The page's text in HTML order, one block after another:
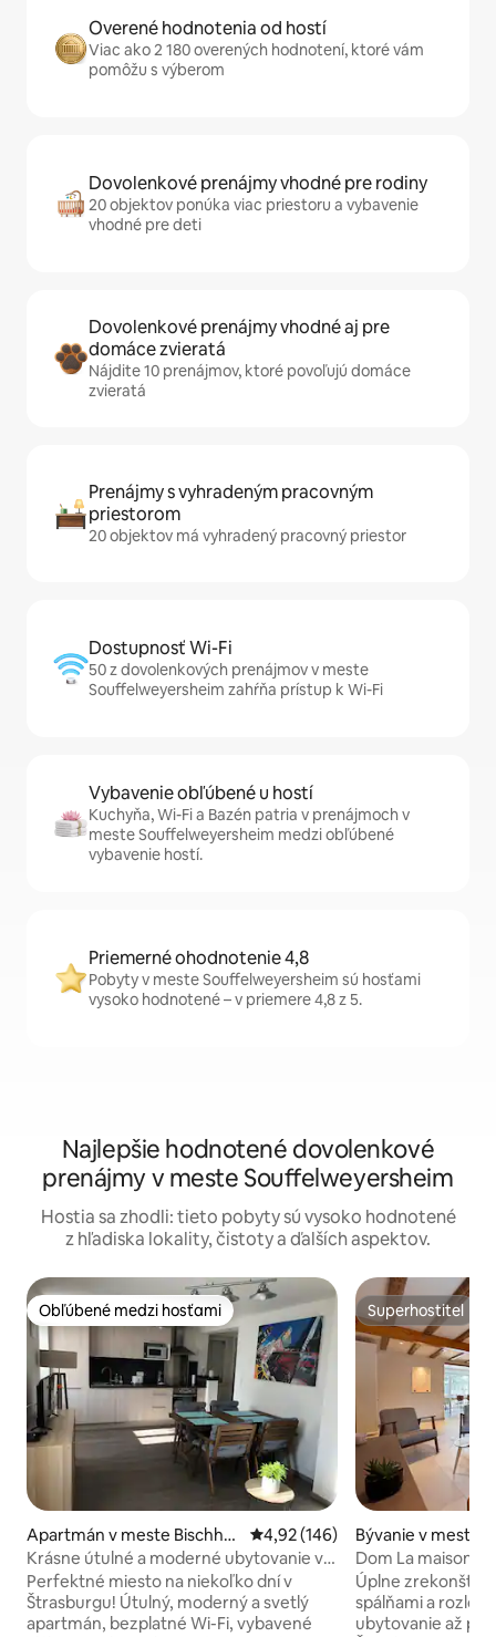
Overené hodnotenia od hostí
Viac ako 2 180 overených hodnotení, ktoré vám
pomôžu s výberom
Dovolenkové prenájmy vhodné pre rodiny
20 objektov ponúka viac priestoru a vybavenie
vhodné pre deti
Dovolenkové prenájmy vhodné aj pre
domáce zvieratá
Nájdite 10 prenájmov, ktoré povoľujú domáce
zvieratá
Prenájmy s vyhradeným pracovným
priestorom
20 objektov má vyhradený pracovný priestor
Dostupnosť Wi-Fi
50 z dovolenkových prenájmov v meste
Souffelweyersheim zahŕňa prístup k Wi-Fi
Vybavenie obľúbené u hostí
Kuchyňa, Wi-Fi a Bazén patria v prenájmoch v
meste Souffelweyersheim medzi obľúbené
vybavenie hostí.
Priemerné ohodnotenie 4,8
Pobyty v meste Souffelweyersheim sú hosťami
vysoko hodnotené – v priemere 4,8 z 5.
Najlepšie hodnotené dovolenkové
prenájmy v meste Souffelweyersheim
Hostia sa zhodli: tieto pobyty sú vysoko hodnotené
z hľadiska lokality, čistoty a ďalších aspektov.
Obľúbené medzi hosťami
Obľúbené medzi hosťami
Apartmán v meste Bischhei
m
Priemerné ohodnotenie 4,92 z
4,92 (146)
Krásne útulné a moderné ubytovanie v
Bischheime
Perfektné miesto na niekoľko dní v
Štrasburgu! Útulný, moderný a svetlý
apartmán, bezplatné Wi-Fi, vybavené
Superhostiteľ
Superhostiteľ
Bývanie v meste
Dom La maison
spálne,
Úplne
spálňami a
ubytovanie až